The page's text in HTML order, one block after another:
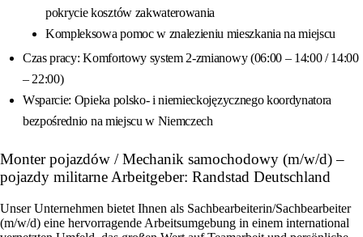
pokrycie kosztów zakwaterowania
Kompleksowa pomoc w znalezieniu mieszkania na miejscu
Czas pracy: Komfortowy system 2-zmianowy (06:00 – 14:00 / 14:00
– 22:00)
Wsparcie: Opieka polsko- i niemieckojęzycznego koordynatora
bezpośrednio na miejscu w Niemczech
Monter pojazdów / Mechanik samochodowy (m/w/d) –
pojazdy militarne Arbeitgeber: Randstad Deutschland
Unser Unternehmen bietet Ihnen als Sachbearbeiterin/Sachbearbeiter
(m/w/d) eine hervorragende Arbeitsumgebung in einem international